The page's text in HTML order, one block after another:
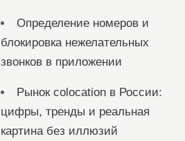
Определение номеров и
блокировка нежелательных
звонков в приложении
Рынок colocation в России:
цифры, тренды и реальная
картина без иллюзий